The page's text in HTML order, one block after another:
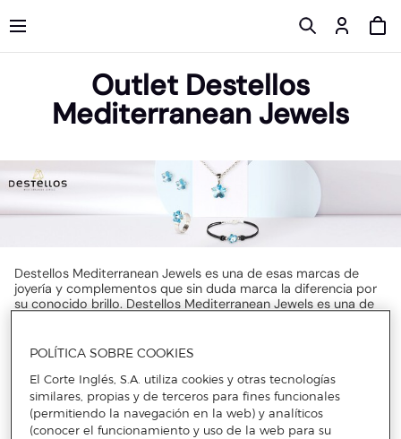
Outlet Destellos
Mediterranean Jewels
Destellos Mediterranean Jewels es una de esas marcas de
joyería y complementos que sin duda marca la diferencia por
su conocido brillo. Destellos Mediterranean Jewels es una de
aseguramos que con losdescuentos Destellos
diseños que te acompañarán toda la vida. Con los atractivos
descuentos en pendientes de Destellos Mediterranean Jewels
outlet entre otros productos contarás con piezas clásicas a la
par que glamourosas para acompañarte en cualquier ocasión.
POLÍTICA SOBRE COOKIES
El Corte Inglés, S.A. utiliza cookies y otras tecnologías
similares, propias y de terceros para fines funcionales
(permitiendo la navegación en la web) y analíticos
(conocer el funcionamiento y uso de la web para su